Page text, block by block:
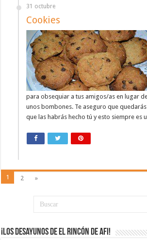
31 octubre
Cookies
para obsequiar a tus amigos/as en lugar
unos bombones. Te aseguro que
que las habrás hecho tú y esto siempre es
1 2 »
¡Los desayunos de El Rincón de Afi!